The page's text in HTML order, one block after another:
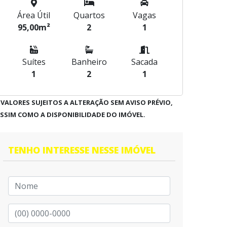
Área Útil
95,00m²
Quartos
2
Vagas
1
Suítes
1
Banheiro
2
Sacada
1
SUJEITOS A ALTERAÇÃO SEM AVISO PRÉVIO,
COMO A DISPONIBILIDADE DO IMÓVEL.
TENHO INTERESSE NESSE IMÓVEL